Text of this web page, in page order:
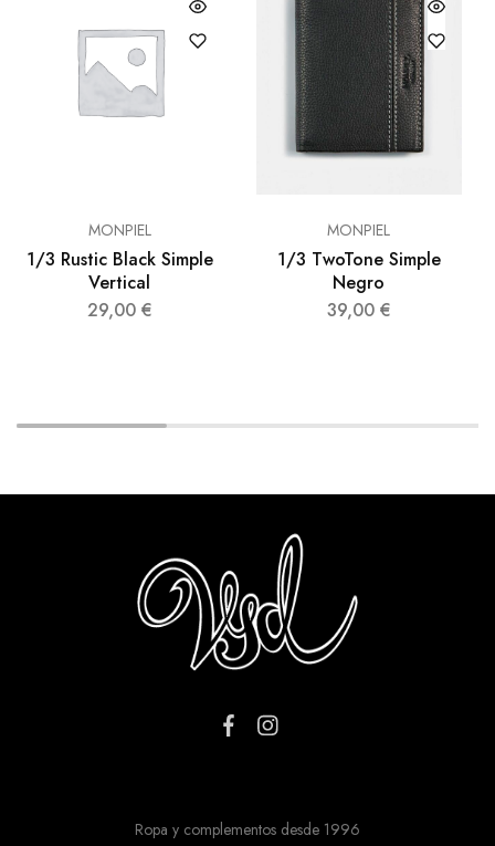
MONPIEL
1/3 Rustic Black Simple
Vertical
29,00 €
MONPIEL
1/3 TwoTone Simple
Negro
39,00 €
Ropa y complementos desde 1996